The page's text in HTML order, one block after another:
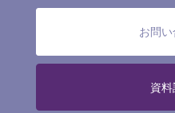
お問
資